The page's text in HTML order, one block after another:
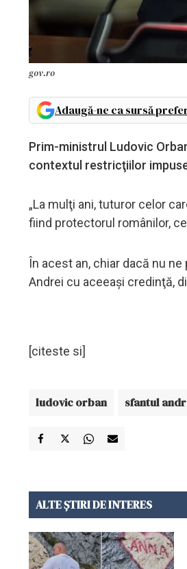
gov.ro
Adaugă-ne ca sursă
Prim-ministrul Ludovic
contextul restricţiilor
„La mulţi ani, tuturor celor
fiind protectorul românilor,
În acest an, chiar dacă nu
Andrei cu aceeaşi credinţă,
[citeste si]
ludovic orban sfantul
ALTE ȘTIRI DE INTERES